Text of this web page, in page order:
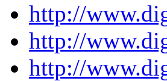
http://
http://
http://